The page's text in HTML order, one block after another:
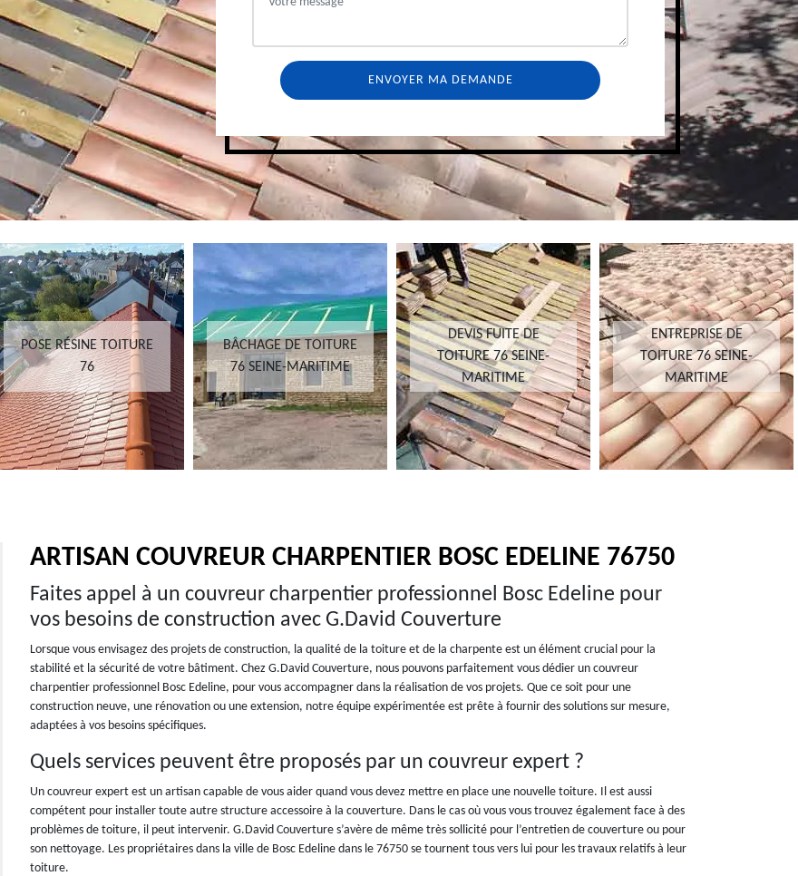
POSE RÉSINE TOITURE
76
BÂCHAGE DE TOITURE
76 SEINE-MARITIME
DEVIS FUITE DE
TOITURE 76 SEINE-
MARITIME
ENTREPRISE DE
TOITURE 76 SEINE-
MARITIME
ARTISAN COUVREUR CHARPENTIER BOSC EDELINE 76750
Faites appel à un couvreur charpentier professionnel Bosc Edeline pour
vos besoins de construction avec G.David Couverture
Lorsque vous envisagez des projets de construction, la qualité de la toiture et de la charpente est un élément crucial pour la
stabilité et la sécurité de votre bâtiment. Chez G.David Couverture, nous pouvons parfaitement vous dédier un couvreur
charpentier professionnel Bosc Edeline, pour vous accompagner dans la réalisation de vos projets. Que ce soit pour une
construction neuve, une rénovation ou une extension, notre équipe expérimentée est prête à fournir des solutions sur mesure,
adaptées à vos besoins spécifiques.
Quels services peuvent être proposés par un couvreur expert ?
Un couvreur expert est un artisan capable de vous aider quand vous devez mettre en place une nouvelle toiture. Il est aussi
compétent pour installer toute autre structure accessoire à la couverture. Dans le cas où vous vous trouvez également face à des
problèmes de toiture, il peut intervenir. G.David Couverture s’avère de même très sollicité pour l’entretien de couverture ou pour
son nettoyage. Les propriétaires dans la ville de Bosc Edeline dans le 76750 se tournent tous vers lui pour les travaux relatifs à leur
toiture.